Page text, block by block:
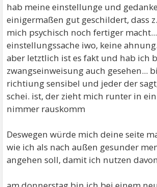
hab meine einstellunge und
einigermaßen gut geschildert, dass
mich psychisch noch fertiger
einstellungssache iwo, keine
aber letztlich ist es fakt und hab ich
zwangseinweisung auch gesehen...
richtiung sensibel und jeder der
schei. ist, der zieht mich runter in
nimmer rauskomm
Deswegen würde mich deine seite
wie ich als nach außen gesunder
angehen soll, damit ich nutzen davon